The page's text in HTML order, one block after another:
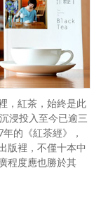
，紅茶，始終是此
浸投入至今已逾三
的《紅茶經》，
版裡，不僅十本中
程度應也勝於其